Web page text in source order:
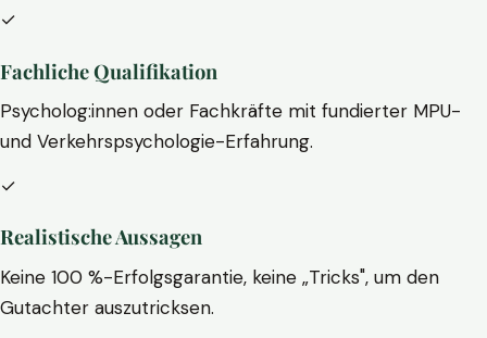
✓
Fachliche Qualifikation
Psycholog:innen oder Fachkräfte mit fundierter MPU-
und Verkehrspsychologie-Erfahrung.
✓
Realistische Aussagen
Keine 100 %-Erfolgsgarantie, keine „Tricks", um den
Gutachter auszutricksen.